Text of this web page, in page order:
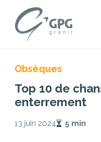
Obsèques
Top 10 de
enterrement
13 juin 2024 5 min